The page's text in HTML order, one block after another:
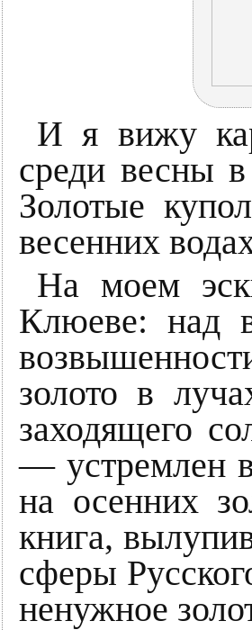
И я вижу
среди весны
Золотые
весенних
На моем
Клюеве: над
золото в
заходящего
— устремлен
на осенних
книга,
сферы
ненужное